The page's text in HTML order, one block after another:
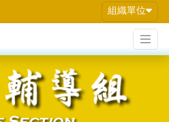
組織單位